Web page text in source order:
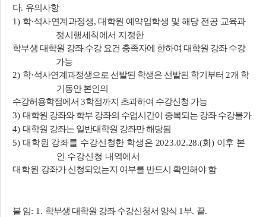
다. 유의사항
1) 학·석사연계과정생,대학원 예약입학생 및 해당 전공 교육과
정시행세칙에서 지정한
학부생 대학원 강좌 수강 요건 충족자에 한하여 대학원 강좌 수강
가능
2) 학·석사연계과정생으로 선발된 학생은 선발된 학기부터 2개 학
기동안 본인의
수강허용학점에서 3학점까지 초과하여 수강신청 가능
3) 대학원 강좌와 학부 강좌의 수업시간이 중복되는 강좌 수강불가
4) 대학원 강좌는 일반대학원 강좌만 해당됨
5) 대학원 강좌를 수강신청한 학생은 2023.02.28.(화) 이후 본
인 수강신청 내역에서
대학원 강좌가 신청되었는지 여부를 반드시 확인해야 함
붙 임: 1. 학부생 대학원 강좌 수강신청서 양식 1 부. 끝.